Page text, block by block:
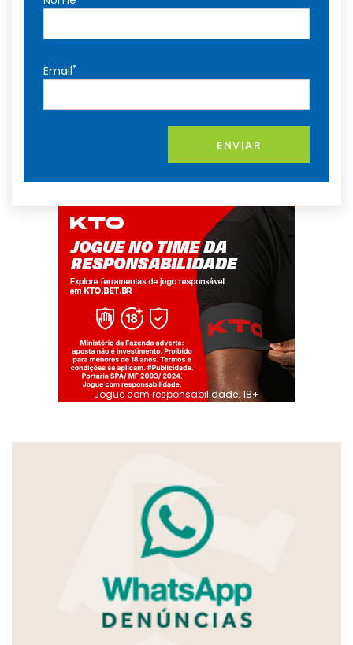
Email*
ENVIAR
Jogue com responsabilidade. 18+